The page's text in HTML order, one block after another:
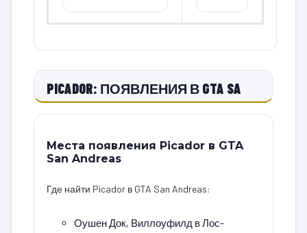
PICADOR: ПОЯВЛЕНИЯ В GTA SA
Места появления Picador в GTA
San Andreas
Где найти Picador в GTA San Andreas:
Оушен Док, Виллоуфилд в Лос-